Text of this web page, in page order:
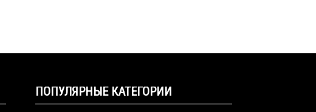
ПОПУЛЯРНЫЕ КАТЕГОРИИ